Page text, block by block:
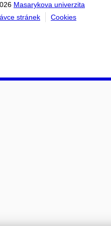
Masarykova univerzita
stránek
Cookies